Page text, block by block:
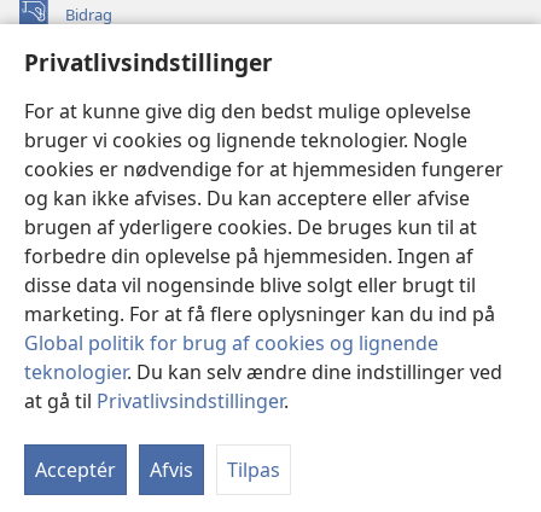
Privatlivsindstillinger
For at kunne give dig den bedst mulige oplevelse
bruger vi cookies og lignende teknologier. Nogle
cookies er nødvendige for at hjemmesiden fungerer
og kan ikke afvises. Du kan acceptere eller afvise
brugen af yderligere cookies. De bruges kun til at
forbedre din oplevelse på hjemmesiden. Ingen af
disse data vil nogensinde blive solgt eller brugt til
marketing. For at få flere oplysninger kan du ind på
Global politik for brug af cookies og lignende
teknologier. Du kan selv ændre dine indstillinger ved
at gå til Privatlivsindstillinger.
Acceptér Afvis Tilpas
Bidrag
(åbner
vindue)Watchtower ONLINE LIBRARY™
nyt
vindue)JW Hub
(åbner
nyt
vindue)JW Library
Watchtower Library
Copyright© 2026 Watch Tower Bible and Tract Society of Pennsylvania.
ANVENDELSESVILKÅR
PRIVATLIVSINDSTILLINGER